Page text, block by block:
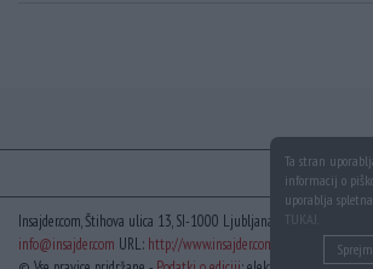
Insajder.com, Štihova ulica 13, SI-1000 Ljubljana, Slovenija | E-mail:
info@insajder.com URL: http://www.insajder.com
Ta stran
informacij o
uporablja
TUKAJ